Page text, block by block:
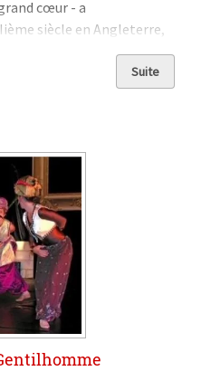
cœur - a
siècle en Angleterre,
d'éléments objectifs
Suite